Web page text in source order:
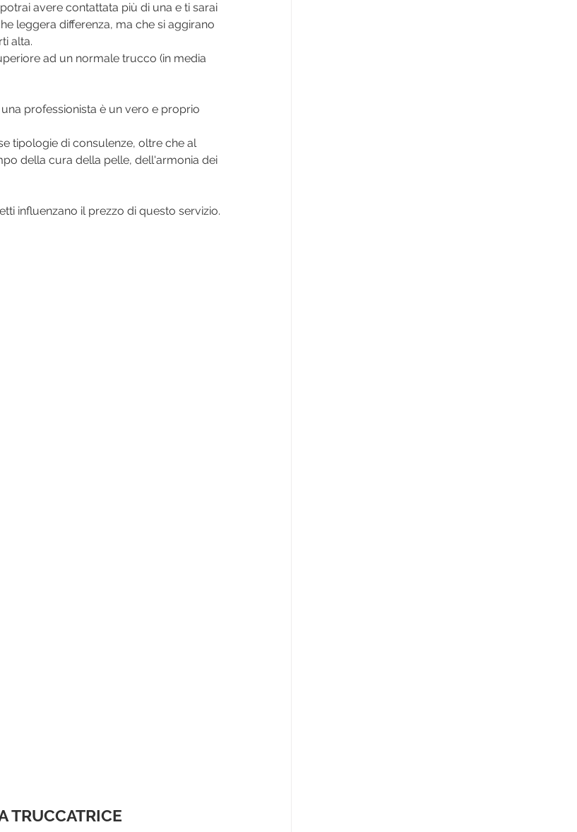
avere contattata più di una e ti sarai
leggera differenza, ma che si aggirano
alta.
ad un normale trucco (in media
professionista è un vero e proprio
tipologie di consulenze, oltre che al
della cura della pelle, dell'armonia dei
influenzano il prezzo di questo servizio.
TRUCCATRICE